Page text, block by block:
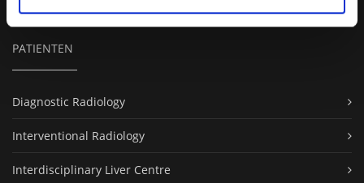
PATIENTEN
Diagnostic Radiology
Interventional Radiology
Interdisciplinary Liver Centre